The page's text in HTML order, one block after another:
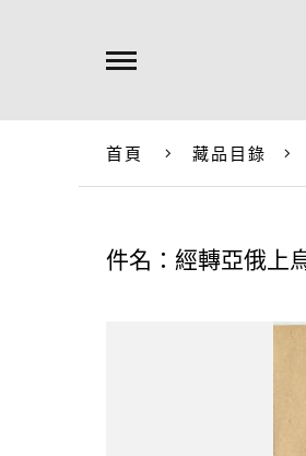
首頁 藏品目錄
件名：經轉亞俄上